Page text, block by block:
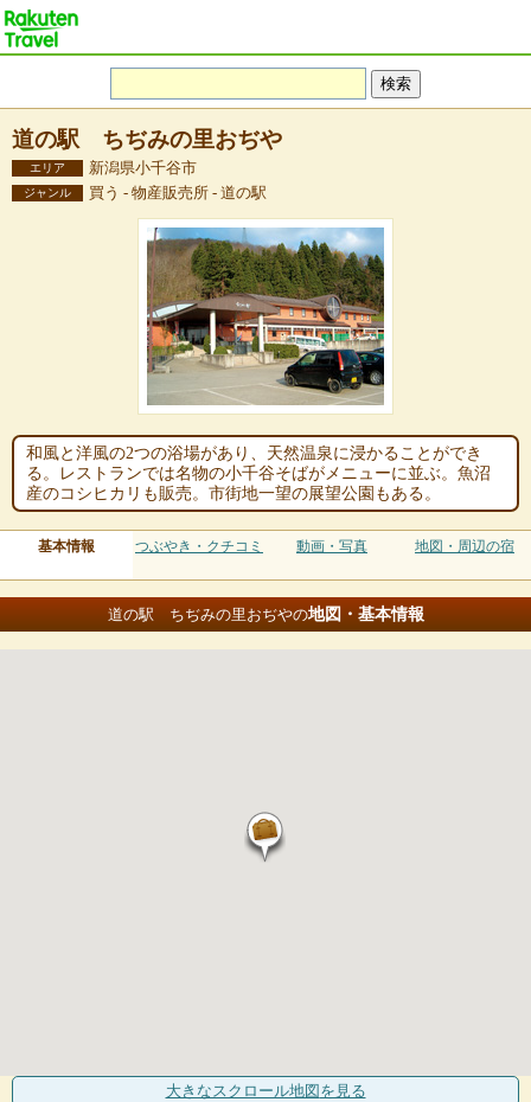
道の駅 ちぢみの里おぢや
エリア 新潟県小千谷市
ジャンル 買う - 物産販売所 - 道の駅
和風と洋風の2つの浴場があり、天然温泉に浸かることができ
る。レストランでは名物の小千谷そばがメニューに並ぶ。魚沼
産のコシヒカリも販売。市街地一望の展望公園もある。
基本情報 つぶやき・クチコミ 動画・写真 地図・周辺の宿
道の駅 ちぢみの里おぢやの地図・基本情報
大きなスクロール地図 を見る